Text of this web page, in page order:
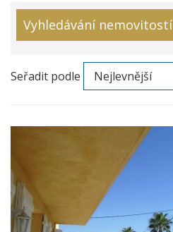
Vyhledávání nemovitostí
Seřadit podle